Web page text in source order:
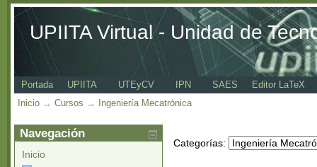
UPIITA Virtual - Unidad de
Portada UPIITA UTEyCV IPN SAES
Editor LaTeX
Inicio → Cursos → Ingeniería Mecatrónica
Categorías:
Navegación
Inicio